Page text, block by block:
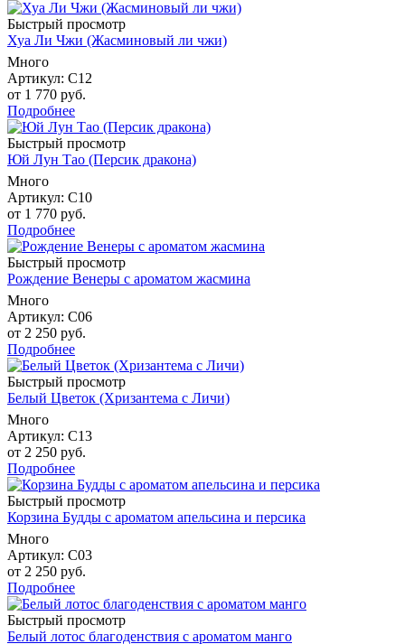
Быстрый просмотр
Хуа Ли Чжи (Жасминовый ли чжи)
Много
Артикул: С12
от 1 770 руб.
Подробнее
Быстрый просмотр
Юй Лун Тао (Персик дракона)
Много
Артикул: С10
от 1 770 руб.
Подробнее
Быстрый просмотр
Рождение Венеры с ароматом жасмина
Много
Артикул: С06
от 2 250 руб.
Подробнее
Быстрый просмотр
Белый Цветок (Хризантема с Личи)
Много
Артикул: С13
от 2 250 руб.
Подробнее
Быстрый просмотр
Корзина Будды с ароматом апельсина и персика
Много
Артикул: С03
от 2 250 руб.
Подробнее
Быстрый просмотр
Белый лотос благоденствия с ароматом манго